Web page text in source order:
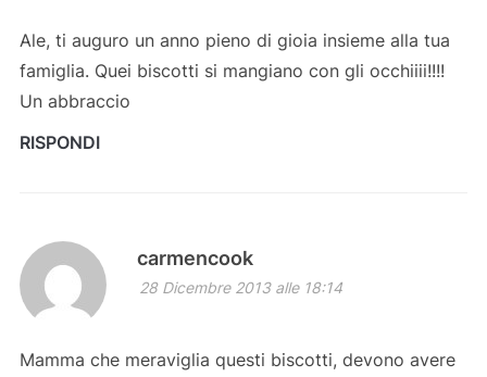
Ale, ti auguro un anno pieno di gioia insieme alla tua
famiglia. Quei biscotti si mangiano con gli occhiiii!!!!
Un abbraccio
RISPONDI
carmencook
28 Dicembre 2013 alle 18:14
Mamma che meraviglia questi biscotti, devono avere